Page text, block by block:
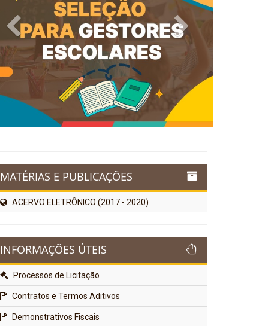
Previous Next
MATÉRIAS E PUBLICAÇÕES
ACERVO ELETRÔNICO (2017 - 2020)
INFORMAÇÕES ÚTEIS
Processos de Licitação
Contratos e Termos Aditivos
Demonstrativos Fiscais